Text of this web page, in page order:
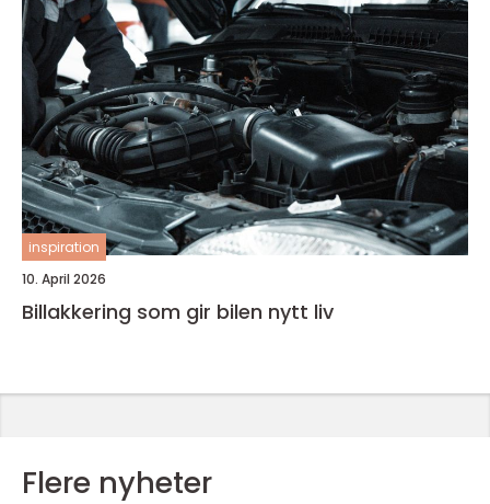
inspiration
10. April 2026
Billakkering som gir bilen nytt liv
Flere nyheter